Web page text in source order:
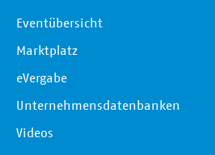
Eventübersicht
Marktplatz
eVergabe
Unternehmensdatenbanken
Videos